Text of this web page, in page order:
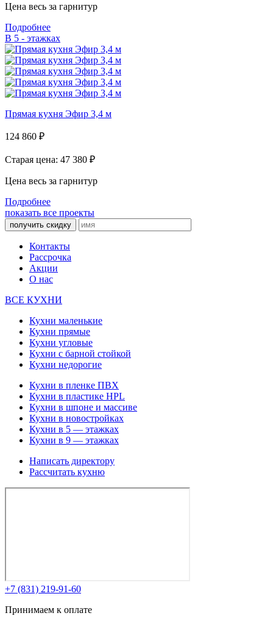
Цена весь за гарнитур
Подробнее
В 5 - этажках
Прямая кухня Эфир 3,4 м
124 860 ₽
Старая цена: 47 380 ₽
Цена весь за гарнитур
Подробнее
показать все проекты
получить скидку
Контакты
Рассрочка
Акции
О нас
ВСЕ КУХНИ
Кухни маленькие
Кухни прямые
Кухни угловые
Кухни с барной стойкой
Кухни недорогие
Кухни в пленке ПВХ
Кухни в пластике HPL
Кухни в шпоне и массиве
Кухни в новостройках
Кухни в 5 — этажках
Кухни в 9 — этажках
Написать директору
Рассчитать кухню
+7 (831) 219-91-60
Принимаем к оплате